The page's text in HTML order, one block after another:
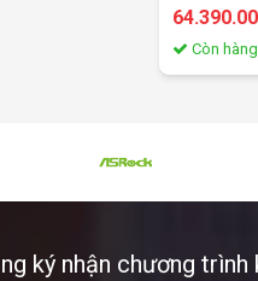
Còn hàng
ký nhận chương trình